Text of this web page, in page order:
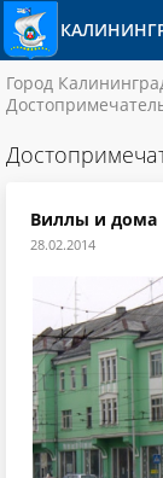
Город
Виллы и дома
28.02.2014